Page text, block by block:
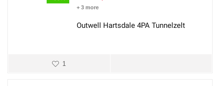
+ 3 more
Outwell Hartsdale 4PA Tunnelzelt
1